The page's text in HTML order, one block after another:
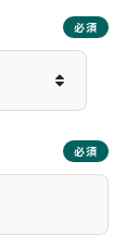
必須
必須